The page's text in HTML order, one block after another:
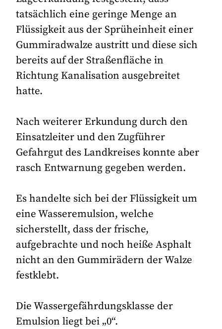
tatsächlich eine geringe Menge an
Flüssigkeit aus der Sprüheinheit einer
Gummiradwalze austritt und diese sich
bereits auf der Straßenfläche in
Richtung Kanalisation ausgebreitet
hatte.
Nach weiterer Erkundung durch den
Einsatzleiter und den Zugführer
Gefahrgut des Landkreises konnte aber
rasch Entwarnung gegeben werden.
Es handelte sich bei der Flüssigkeit um
eine Wasseremulsion, welche
sicherstellt, dass der frische,
aufgebrachte und noch heiße Asphalt
nicht an den Gummirädern der Walze
festklebt.
Die Wassergefährdungsklasse der
Emulsion liegt bei „0“.